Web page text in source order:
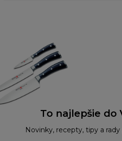
To najlepšie do
Novinky, recepty, tipy a